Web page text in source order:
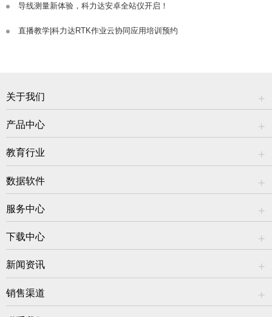
导线测量新体验，科力达安卓全站仪开启！
直播教学|科力达RTK作业云协同应用培训预约
关于我们
产品中心
教育行业
数据软件
服务中心
下载中心
新闻资讯
销售渠道